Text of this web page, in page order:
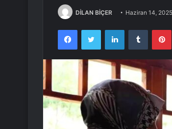
DİLAN BİÇER Haziran 14, 2025
FacebookTwitter LinkedInTumblr